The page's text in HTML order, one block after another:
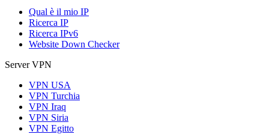
Qual è il mio IP
Ricerca IP
Ricerca IPv6
Website Down Checker
Server VPN
VPN USA
VPN Turchia
VPN Iraq
VPN Siria
VPN Egitto